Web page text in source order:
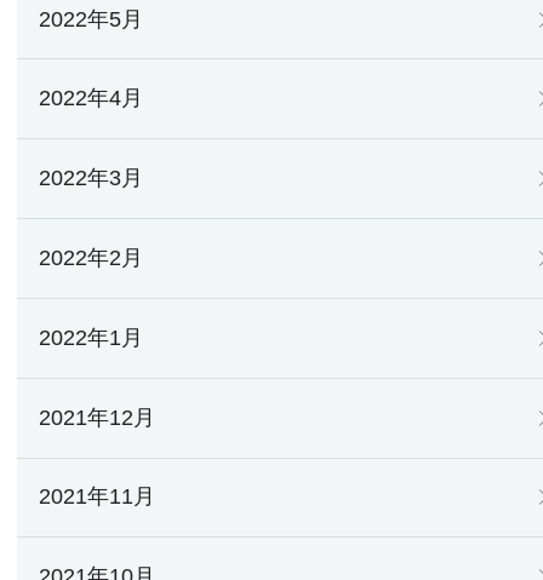
2022年5月
2022年4月
2022年3月
2022年2月
2022年1月
2021年12月
2021年11月